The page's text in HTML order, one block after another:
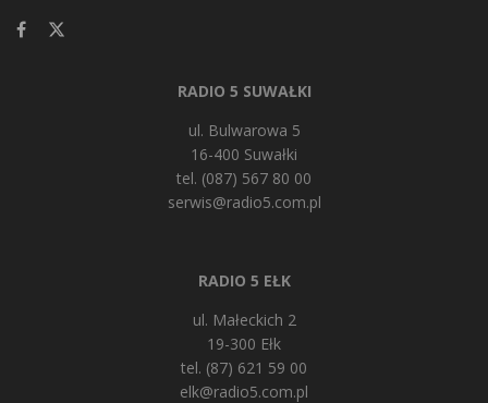
RADIO 5 SUWAŁKI
ul. Bulwarowa 5
16-400 Suwałki
tel. (087) 567 80 00
serwis@radio5.com.pl
RADIO 5 EŁK
ul. Małeckich 2
19-300 Ełk
tel. (87) 621 59 00
elk@radio5.com.pl